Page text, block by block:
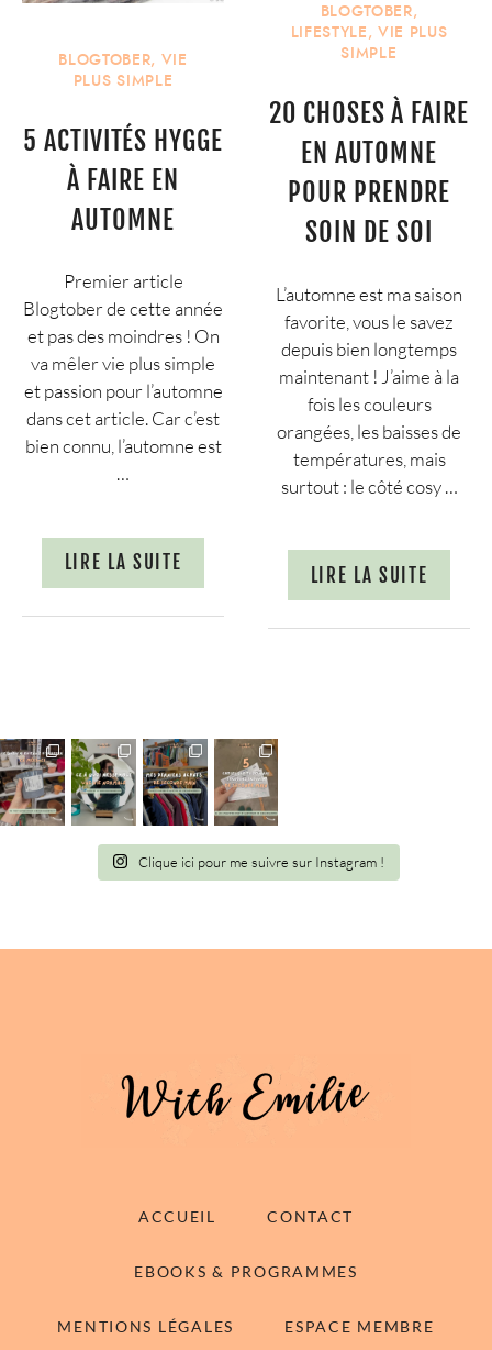
BLOGTOBER, VIE
PLUS SIMPLE
5 ACTIVITÉS HYGGE
À FAIRE EN
AUTOMNE
Premier article
Blogtober de cette année
et pas des moindres ! On
va mêler vie plus simple
et passion pour l’automne
dans cet article. Car c’est
bien connu, l’automne est
…
LIRE LA SUITE
BLOGTOBER,
LIFESTYLE,VIE PLUS
SIMPLE
20 CHOSES À FAIRE
EN AUTOMNE
POUR PRENDRE
SOIN DE SOI
L’automne est ma saison
favorite, vous le savez
depuis bien longtemps
maintenant ! J’aime à la
fois les couleurs
orangées, les baisses de
températures, mais
surtout : le côté cosy …
LIRE LA SUITE
Clique ici pour me suivre sur Instagram !
ACCUEIL CONTACT
EBOOKS & PROGRAMMES
MENTIONS LÉGALES ESPACE MEMBRE